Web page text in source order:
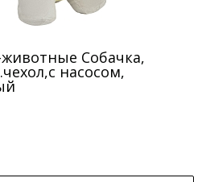
Собачка,
насосом,